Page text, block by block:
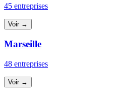
45 entreprises
Voir →
Marseille
48 entreprises
Voir →